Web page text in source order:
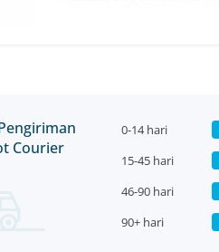
Courier
0-14 hari
15-45 hari
46-90 hari
90+ hari